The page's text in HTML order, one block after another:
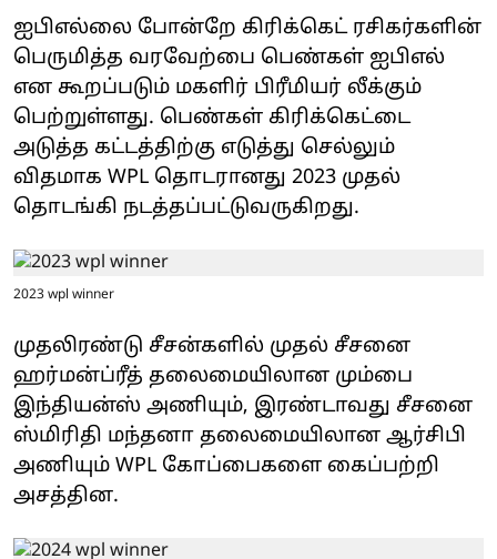
ஐபிஎல்லை போன்றே கிரிக்கெட் ரசிகர்களின்
பெருமித்த வரவேற்பை பெண்கள் ஐபிஎல்
என கூறப்படும் மகளிர் பிரீமியர் லீக்கும்
பெற்றுள்ளது. பெண்கள் கிரிக்கெட்டை
அடுத்த கட்டத்திற்கு எடுத்து செல்லும்
விதமாக WPL தொடரானது 2023 முதல்
தொடங்கி நடத்தப்பட்டுவருகிறது.
2023 wpl winner
முதலிரண்டு சீசன்களில் முதல் சீசனை
ஹர்மன்ப்ரீத் தலைமையிலான மும்பை
இந்தியன்ஸ் அணியும், இரண்டாவது சீசனை
ஸ்மிரிதி மந்தனா தலைமையிலான ஆர்சிபி
அணியும் WPL கோப்பைகளை கைப்பற்றி
அசத்தின.